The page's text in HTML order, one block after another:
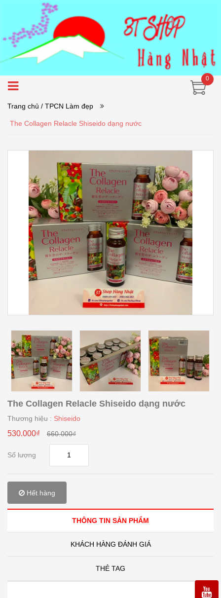
0
Trang chủ / TPCN Làm đẹp
The Collagen Relacle Shiseido dạng nước
The Collagen Relacle Shiseido dạng nước
Thương hiệu : Shiseido
530.000₫ 660.000₫
Số lượng
Hết hàng
THÔNG TIN SẢN PHẨM
KHÁCH HÀNG ĐÁNH GIÁ
THẺ TAG